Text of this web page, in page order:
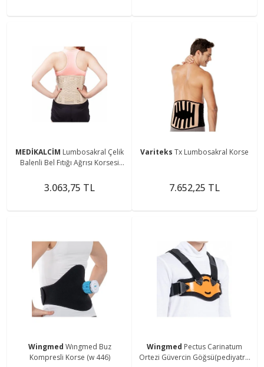
MEDİKALCİM Lumbosakral Çelik
Balenli Bel Fıtığı Ağrısı Korsesi
3.063,75 TL
Variteks Tx Lumbosakral Korse
7.652,25 TL
Wingmed Wıngmed Buz
Kompresli Korse (w 446)
Wingmed Pectus Carinatum
Ortezi Güvercin Göğsü(pediyatrik